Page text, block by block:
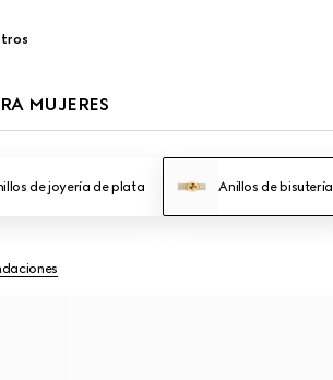
MUJERES
de joyería de plata Anillos de bisutería